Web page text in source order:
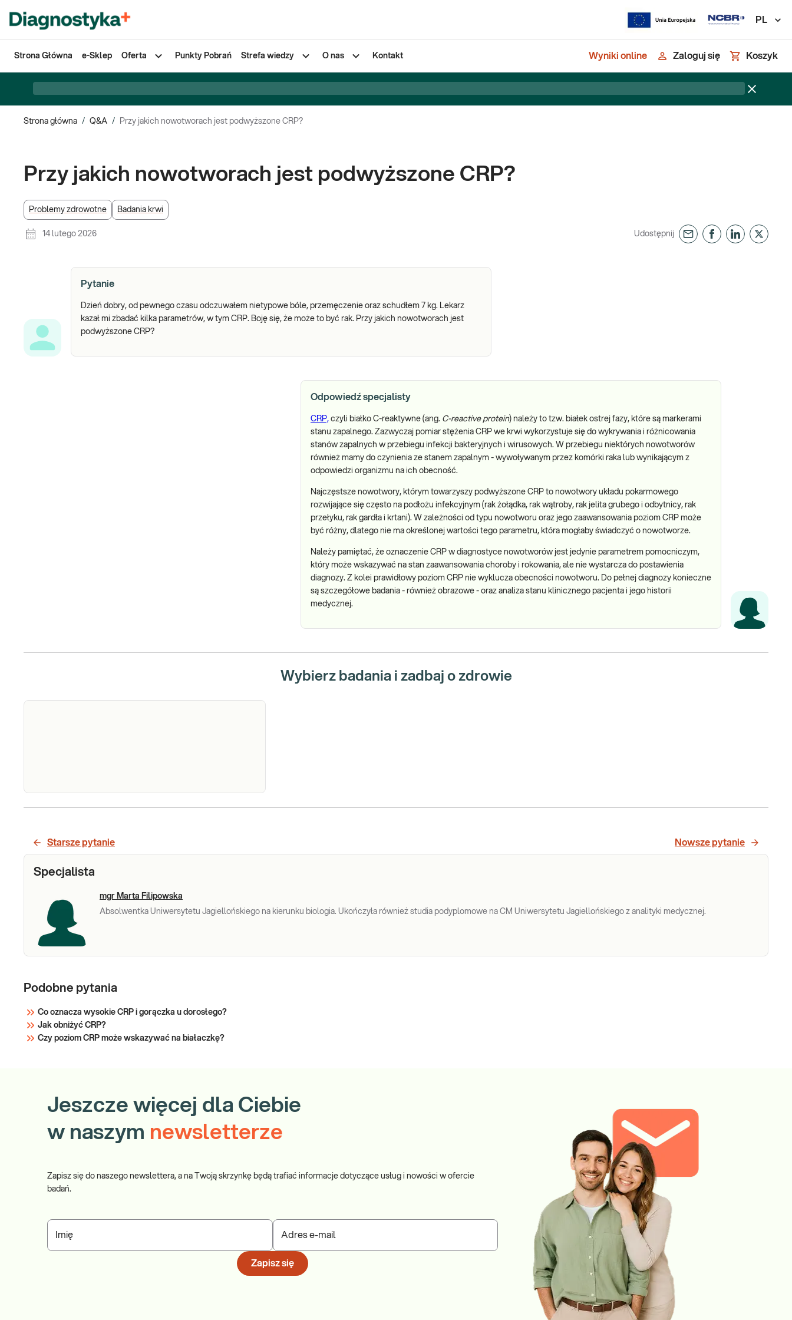
PL
Strona Główna e-Sklep Oferta Punkty Pobrań Strefa wiedzy O nas Kontakt Wyniki online Zaloguj się Koszyk
Strona główna / Q&A / Przy jakich nowotworach jest podwyższone CRP?
Przy jakich nowotworach jest podwyższone CRP?
Problemy zdrowotne Badania krwi
14 lutego 2026 Udostępnij
Pytanie
Dzień dobry, od pewnego czasu odczuwałem nietypowe bóle, przemęczenie oraz schudłem 7 kg. Lekarz
kazał mi zbadać kilka parametrów, w tym CRP. Boję się, że może to być rak. Przy jakich nowotworach jest
podwyższone CRP?
Odpowiedź specjalisty
CRP, czyli białko C-reaktywne (ang. C-reactive protein) należy to tzw. białek ostrej fazy, które są markerami
stanu zapalnego. Zazwyczaj pomiar stężenia CRP we krwi wykorzystuje się do wykrywania i różnicowania
stanów zapalnych w przebiegu infekcji bakteryjnych i wirusowych. W przebiegu niektórych nowotworów
również mamy do czynienia ze stanem zapalnym - wywoływanym przez komórki raka lub wynikającym z
odpowiedzi organizmu na ich obecność.
Najczęstsze nowotwory, którym towarzyszy podwyższone CRP to nowotwory układu pokarmowego
rozwijające się często na podłożu infekcyjnym (rak żołądka, rak wątroby, rak jelita grubego i odbytnicy, rak
przełyku, rak gardła i krtani). W zależności od typu nowotworu oraz jego zaawansowania poziom CRP może
być różny, dlatego nie ma określonej wartości tego parametru, która mogłaby świadczyć o nowotworze.
Należy pamiętać, że oznaczenie CRP w diagnostyce nowotworów jest jedynie parametrem pomocniczym,
który może wskazywać na stan zaawansowania choroby i rokowania, ale nie wystarcza do postawienia
diagnozy. Z kolei prawidłowy poziom CRP nie wyklucza obecności nowotworu. Do pełnej diagnozy konieczne
są szczegółowe badania - również obrazowe - oraz analiza stanu klinicznego pacjenta i jego historii
medycznej.
Wybierz badania i zadbaj o zdrowie
CRP,
CRP ilościowo. CRP (białko C-reaktywne), jest
zapalenia, infekcji, martwicy niedokrwiennej
diagnostyce i monitorowania le
Starsze pytanie Nowsze pytanie
Specjalista
mgr Marta Filipowska
Absolwentka Uniwersytetu Jagiellońskiego na kierunku biologia. Ukończyła również studia podyplomowe na CM Uniwersytetu Jagiellońskiego z analityki medycznej.
Podobne pytania
Co oznacza wysokie CRP i gorączka u dorosłego?
Jak obniżyć CRP?
Czy poziom CRP może wskazywać na białaczkę?
Jeszcze więcej dla Ciebie
w naszym newsletterze
Zapisz się do naszego newslettera, a na Twoją skrzynkę będą trafiać informacje dotyczące usług i nowości w ofercie
badań.
Imię Adres e-mail
Zapisz się